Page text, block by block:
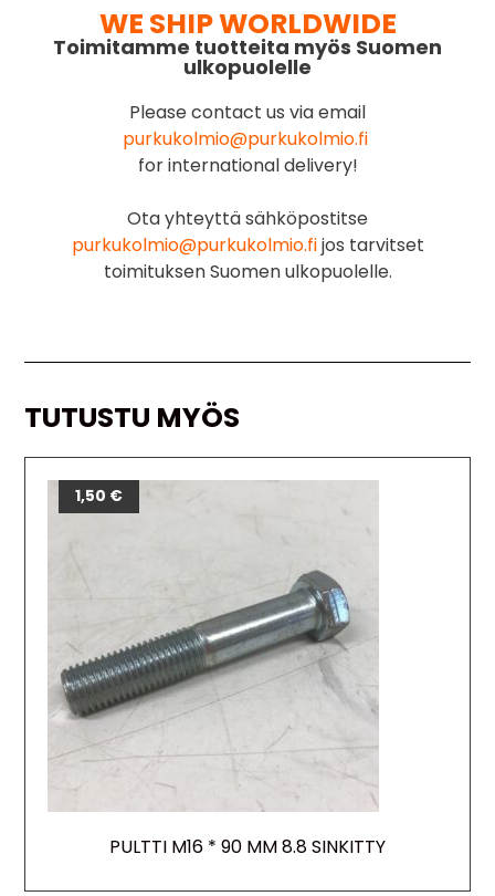
WE SHIP WORLDWIDE
Toimitamme tuotteita myös Suomen
ulkopuolelle
Please contact us via email
purkukolmio@purkukolmio.fi
for international delivery!
Ota yhteyttä sähköpostitse
purkukolmio@purkukolmio.fijos tarvitset
toimituksen Suomen ulkopuolelle.
TUTUSTU MYÖS
PULTTI M16 * 90 MM 8.8 SINKITTY
1,50 €